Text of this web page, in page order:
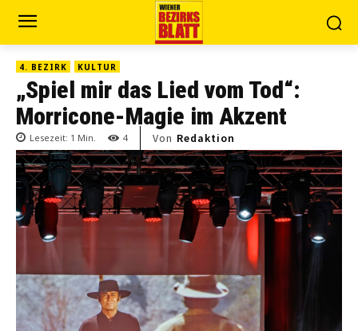
4. BEZIRK KULTUR
„Spiel mir das Lied vom Tod“:
Morricone-Magie im Akzent
Lesezeit: 1 Min. 4 Von Redaktion